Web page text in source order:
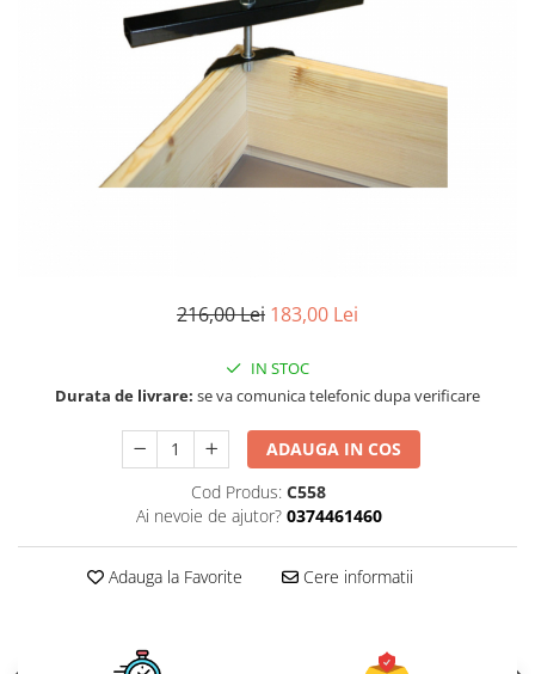
216,00 Lei 183,00 Lei
IN STOC
Durata de livrare: se va comunica telefonic dupa verificare
ADAUGA IN COS
Cod Produs: C558
Ai nevoie de ajutor? 0374461460
Adauga la Favorite Cere informatii